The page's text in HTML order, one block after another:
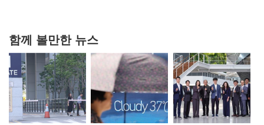
함께 볼만한 뉴스